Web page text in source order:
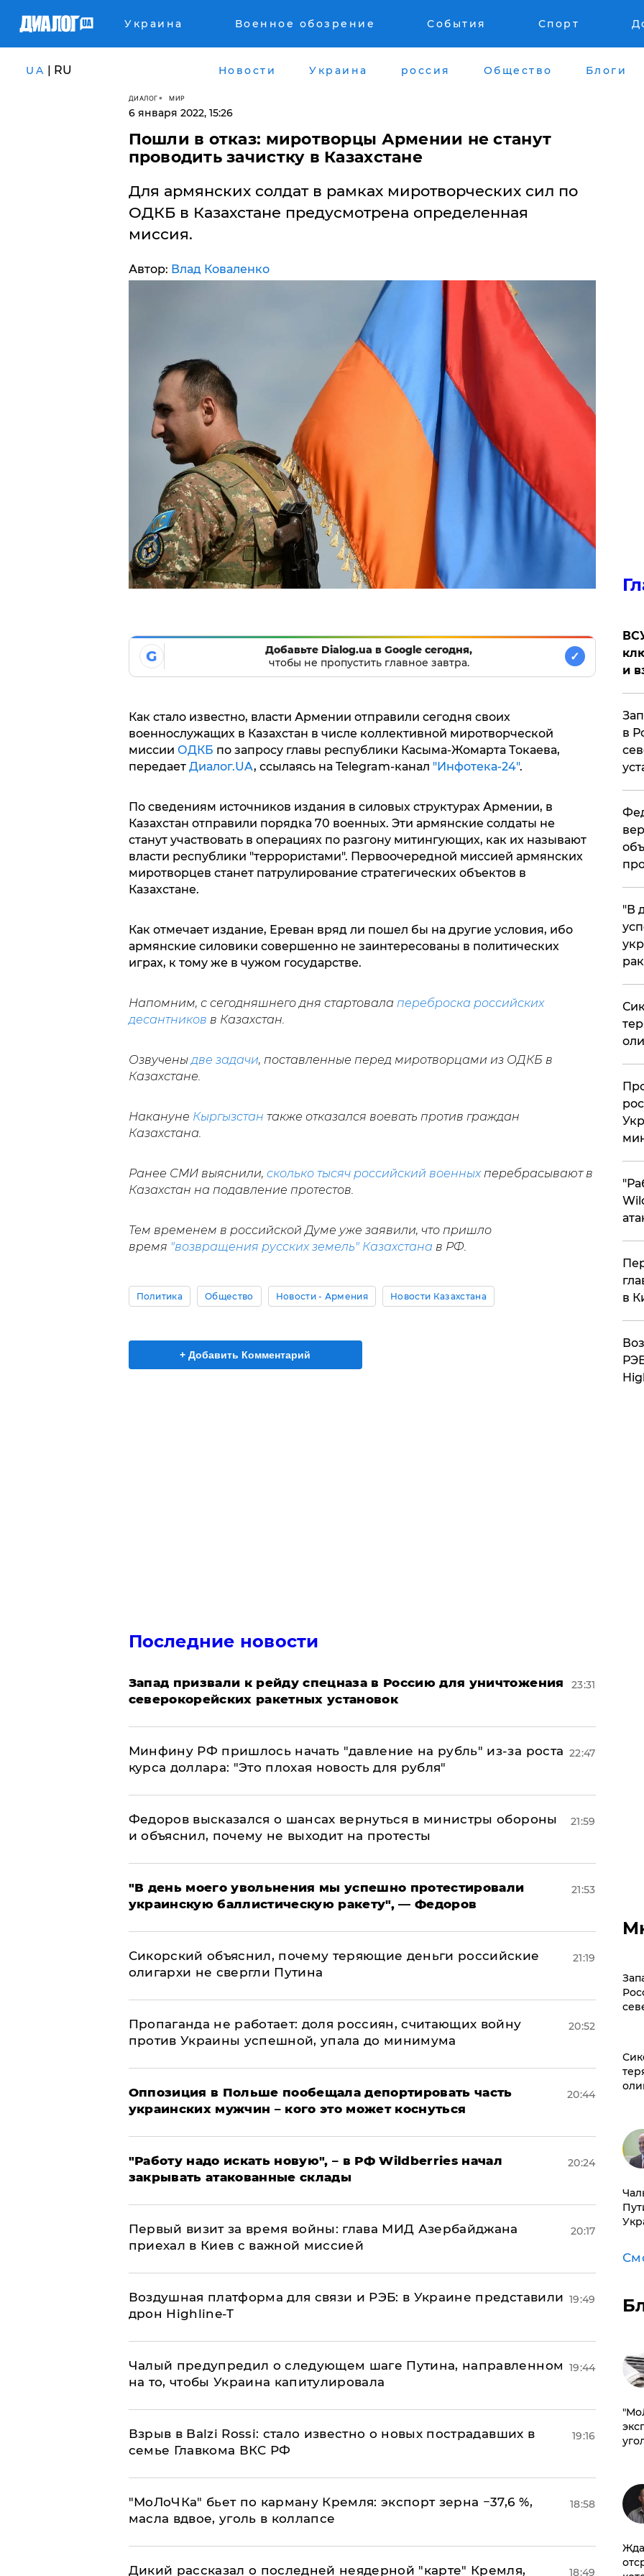
Украина Военное обозрение События Спорт
UA | RU Новости Украина россия Общество Блоги
ДИАЛОГ МИР
6 января 2022, 15:26
Пошли в отказ: миротворцы Армении не станут
проводить зачистку в Казахстане
Для армянских солдат в рамках миротворческих сил по
ОДКБ в Казахстане предусмотрена определенная
миссия.
Автор: Влад Коваленко
G
Добавьте Dialog.ua в Google сегодня,
чтобы не пропустить главное завтра.
✓
Как стало известно, власти Армении отправили сегодня своих
военнослужащих в Казахстан в числе коллективной миротворческой
миссии ОДКБ по запросу главы республики Касыма-Жомарта Токаева,
передает Диалог.UA, ссылаясь на Telegram-канал "Инфотека-24".
По сведениям источников издания в силовых структурах Армении, в
Казахстан отправили порядка 70 военных. Эти армянские солдаты не
станут участвовать в операциях по разгону митингующих, как их называют
власти республики "террористами". Первоочередной миссией армянских
миротворцев станет патрулирование стратегических объектов в
Казахстане.
Как отмечает издание, Ереван вряд ли пошел бы на другие условия, ибо
армянские силовики совершенно не заинтересованы в политических
играх, к тому же в чужом государстве.
Напомним, с сегодняшнего дня стартовала переброска российских
десантников в Казахстан.
Озвученыдве задачи, поставленные перед миротворцами из ОДКБ в
Казахстане.
Накануне Кыргызстан также отказался воевать против граждан
Казахстана.
Ранее СМИ выяснили, сколько тысяч российский военныхперебрасывают в
Казахстан на подавление протестов.
Тем временем в российской Думе уже заявили, что пришло
время "возвращения русских земель" Казахстана в РФ.
Политика Общество Новости - Армения Новости Казахстана
+ Добавить Комментарий
Последние новости
Запад призвали к рейду спецназа в Россию для уничтожения
северокорейских ракетных установок
23:31
Минфину РФ пришлось начать "давление на рубль" из-за роста
курса доллара: "Это плохая новость для рубля"
22:47
Федоров высказался о шансах вернуться в министры обороны
и объяснил, почему не выходит на протесты
21:59
​"В день моего увольнения мы успешно протестировали
украинскую баллистическую ракету", — Федоров
21:53
Сикорский объяснил, почему теряющие деньги российские
олигархи не свергли Путина
21:19
​Пропаганда не работает: доля россиян, считающих войну
против Украины успешной, упала до минимума
20:52
Оппозиция в Польше пообещала депортировать часть
украинских мужчин – кого это может коснуться
20:44
"Работу надо искать новую", – в РФ Wildberries начал
закрывать атакованные склады
20:24
Первый визит за время войны: глава МИД Азербайджана
приехал в Киев с важной миссией
20:17
Воздушная платформа для связи и РЭБ: в Украине представили
дрон Highline-T
19:49
Чалый предупредил о следующем шаге Путина, направленном
на то, чтобы Украина капитулировала
19:44
Взрыв в Balzi Rossi: стало известно о новых пострадавших в
семье Главкома ВКС РФ
19:16
​"МоЛоЧКа" бьет по карману Кремля: экспорт зерна −37,6 %,
масла вдвое, уголь в коллапсе
18:58
Дикий рассказал о последней неядерной "карте" Кремля, 18:49
и
в
​"В
в